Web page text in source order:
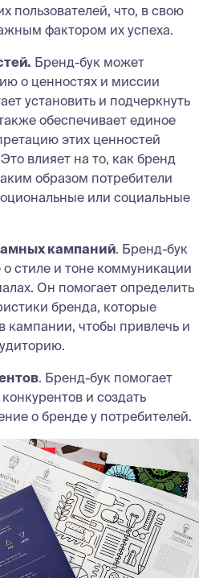
пользователей, что, в свою
фактором их успеха.
Бренд-бук может
о ценностях и миссии
установить и подчеркнуть
обеспечивает единое
этих ценностей
влияет на то, как бренд
образом потребители
или социальные
кампаний. Бренд-бук
стиле и тоне коммуникации
Он помогает определить
бренда, которые
кампании, чтобы привлечь и
. Бренд-бук помогает
и создать
о бренде у потребителей.